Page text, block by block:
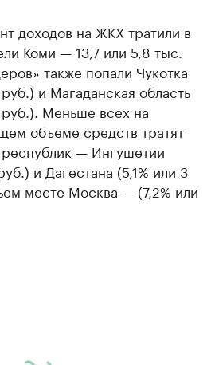
доходов на ЖКХ тратили в
Коми — 13,7 или 5,8 тыс.
также попали Чукотка
и Магаданская область
Меньше всех на
объеме средств тратят
республик — Ингушетии
и Дагестана (5,1% или 3
месте Москва — (7,2% или